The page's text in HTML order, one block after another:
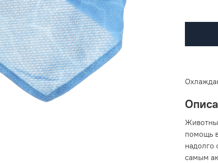
помощь
надолго
самым